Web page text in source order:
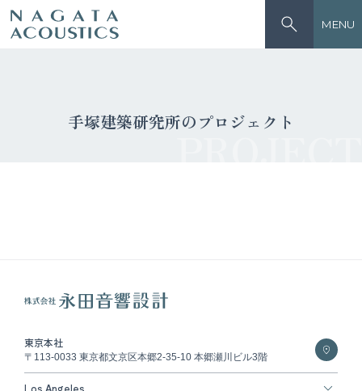
MENU
手塚建築研究所のプロジェクト
東京本社
〒113-0033 東京都文京区本郷2-35-10 本郷瀬川ビル3階
Los Angeles